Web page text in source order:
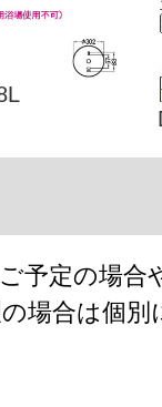
予定の場合
場合は個別